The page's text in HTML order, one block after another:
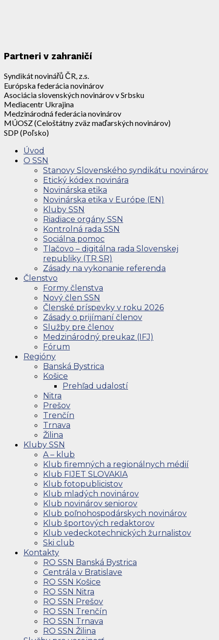
Partneri v zahraničí
Syndikát novinářů ČR, z.s.
Európska federácia novinárov
Asociácia slovenských novinárov v Srbsku
Mediacentr Ukrajina
Medzinárodná federácia novinárov
MÚOSZ (Celoštátny zväz maďarských novinárov)
SDP (Poľsko)
Úvod
O SSN
Stanovy Slovenského syndikátu novinárov
Etický kódex novinára
Novinárska etika
Novinárska etika v Európe (EN)
Kluby SSN
Riadiace orgány SSN
Kontrolná rada SSN
Sociálna pomoc
Tlačovo – digitálna rada Slovenskej
republiky (TR SR)
Zásady na vykonanie referenda
Členstvo
Formy členstva
Nový člen SSN
Členské príspevky v roku 2026
Zásady o prijímaní členov
Služby pre členov
Medzinárodný preukaz (IFJ)
Fórum
Regióny
Banská Bystrica
Košice
Prehľad udalostí
Nitra
Prešov
Trenčín
Trnava
Žilina
Kluby SSN
A – klub
Klub firemných a regionálnych médií
Klub FIJET SLOVAKIA
Klub fotopublicistov
Klub mladých novinárov
Klub novinárov seniorov
Klub poľnohospodárskych novinárov
Klub športových redaktorov
Klub vedeckotechnických žurnalistov
Ski club
Kontakty
RO SSN Banská Bystrica
Centrála v Bratislave
RO SSN Košice
RO SSN Nitra
RO SSN Prešov
RO SSN Trenčín
RO SSN Trnava
RO SSN Žilina